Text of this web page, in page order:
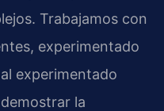
Trabajamos con
experimentado
experimentado
la